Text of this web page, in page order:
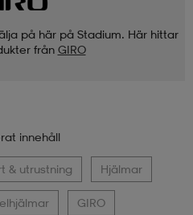
på här på Stadium. Här hittar
från GIRO
innehåll
& utrustning Hjälmar
GIRO